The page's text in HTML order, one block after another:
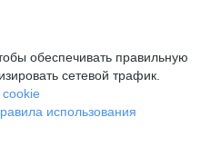
обеспечивать правильную
сетевой трафик.
использования